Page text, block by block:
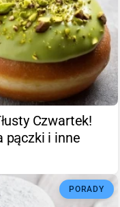
Czwartek!
pączki i inne
PORADY